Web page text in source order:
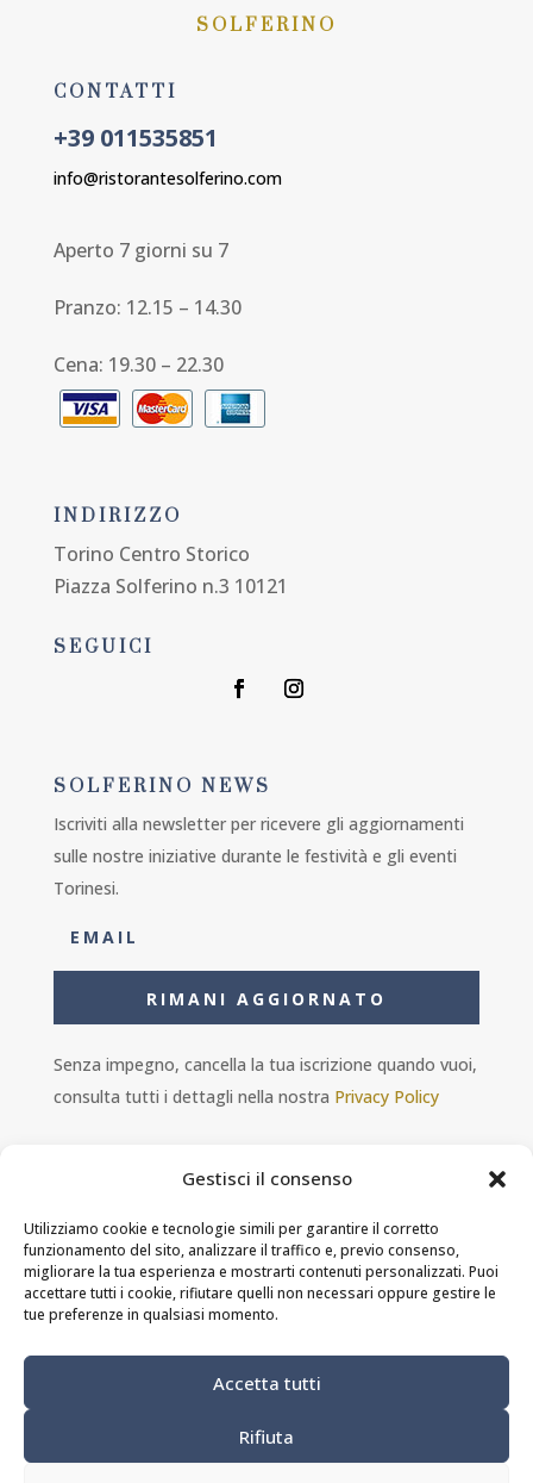
Gestisci il consenso
Utilizziamo cookie e tecnologie simili per garantire il corretto
funzionamento del sito, analizzare il traffico e, previo consenso,
migliorare la tua esperienza e mostrarti contenuti personalizzati. Puoi
accettare tutti i cookie, rifiutare quelli non necessari oppure gestire le
tue preferenze in qualsiasi momento.
Accetta tutti
Rifiuta
SOLFERINO
CONTATTI
+39 011535851
info@ristorantesolferino.com
Aperto 7 giorni su 7
Pranzo: 12.15 – 14.30
Cena: 19.30 – 22.30
INDIRIZZO
Torino Centro Storico
Piazza Solferino n.3 10121
SEGUICI
SOLFERINO NEWS
Iscriviti alla newsletter per ricevere gli aggiornamenti
sulle nostre iniziative durante le festività e gli eventi
Torinesi.
RIMANI AGGIORNATO
Senza impegno, cancella la tua iscrizione quando vuoi,
consulta tutti i dettagli nella nostra Privacy Policy
Ambra s.r.l. - P.IVA 11601460014 - PEC
ristorantesolferino@legalmail.it
Privacy Policy-Cookie Policy-Termini e
condizioni
MODIFICA PREFERENZE DEI COOKIE